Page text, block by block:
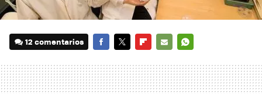
12 comentarios
MAIL